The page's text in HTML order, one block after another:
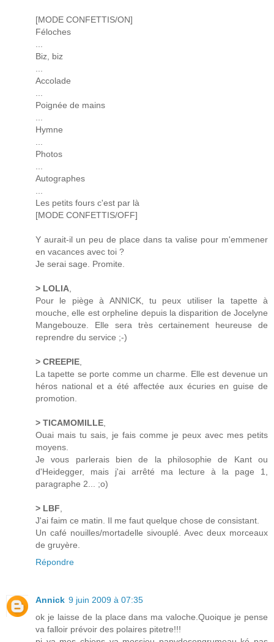
[MODE CONFETTIS/ON]
Féloches
Biz, biz
Accolade
Poignée de mains
Hymne
Photos
Autographes
Les petits fours c'est par là
[MODE CONFETTIS/OFF]
Y aurait-il un peu de place dans ta valise pour m'emmener
en vacances avec toi ?
Je serai sage. Promite.
> LOLIA
Pour le piège à ANNICK, tu peux utiliser la tapette à
mouche, elle est orpheline depuis la disparition de Jocelyne
Mangebouze. Elle sera très certainement heureuse de
reprendre du service ;-)
> CREEPIE
La tapette se porte comme un charme. Elle est devenue un
héros national et a été affectée aux écuries en guise de
promotion.
> TICAMOMILLE
Ouai mais tu sais, je fais comme je peux avec mes petits
moyens.
Je vous parlerais bien de la philosophie de Kant ou
d'Heidegger, mais j'ai arrêté ma lecture à la page 1,
paragraphe 2... ;o)
> LBF
J'ai faim ce matin. Il me faut quelque chose de consistant.
Un café nouilles/mortadelle sivouplé. Avec deux morceaux
de gruyère.
Répondre
Annick 9 juin 2009 à 07:35
ok je laisse de la place dans ma valoche.Quoique je pense
va falloir prévoir des polaires pitetre!!!